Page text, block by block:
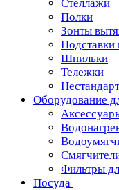
Стеллажи
Полки
Зонты
Подставки
Шпильки
Тележки
Оборудование
Фильтры
Посуда